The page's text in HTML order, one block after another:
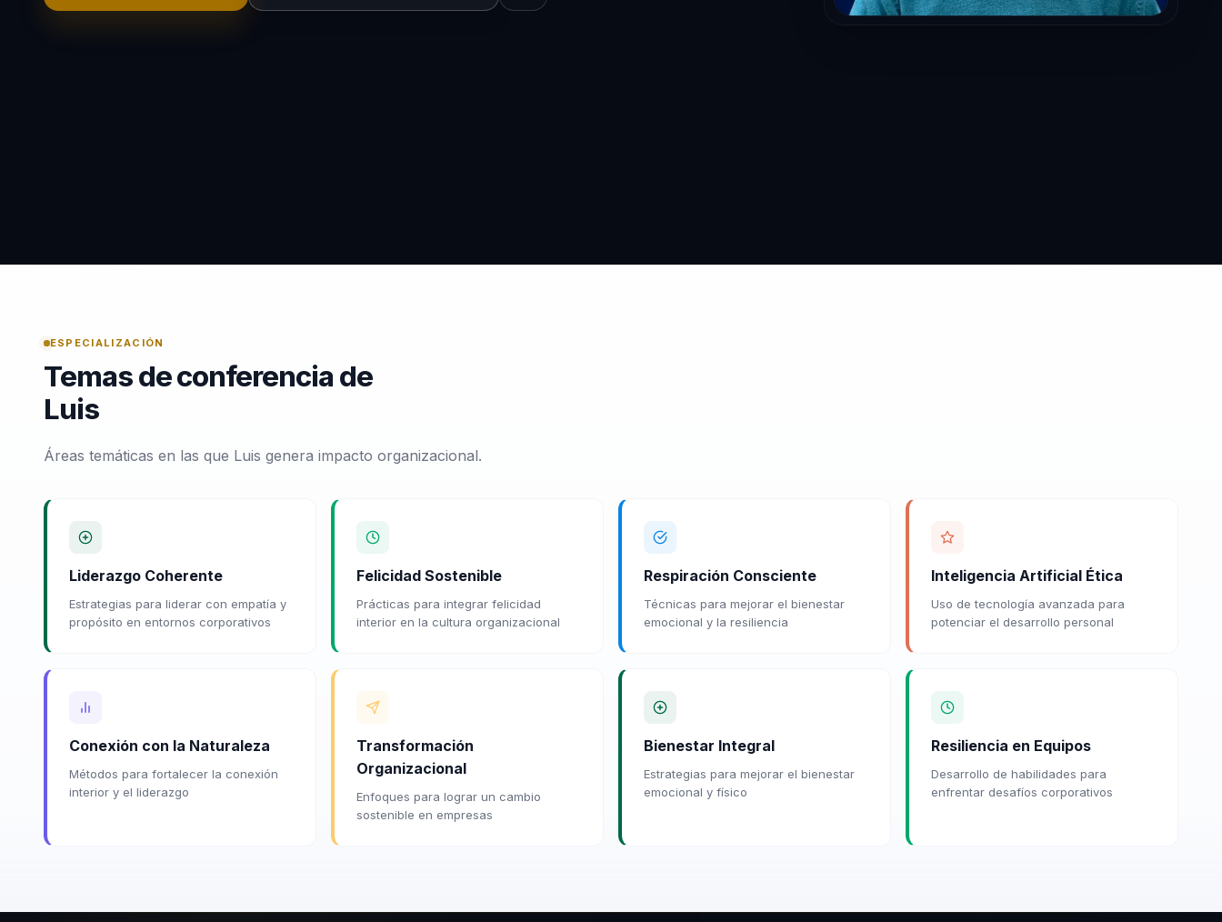
ESPECIALIZACIÓN
Temas de conferencia de
Luis
Áreas temáticas en las que Luis genera impacto organizacional.
Liderazgo Coherente
Estrategias para liderar con empatía y
propósito en entornos corporativos
Felicidad Sostenible
Prácticas para integrar felicidad
interior en la cultura organizacional
Respiración Consciente
Técnicas para mejorar el bienestar
emocional y la resiliencia
Inteligencia Artificial Ética
Uso de tecnología avanzada para
potenciar el desarrollo personal
Conexión con la Naturaleza
Métodos para fortalecer la conexión
interior y el liderazgo
Transformación
Organizacional
Enfoques para lograr un cambio
sostenible en empresas
Bienestar Integral
Estrategias para mejorar el bienestar
emocional y físico
Resiliencia en Equipos
Desarrollo de habilidades para
enfrentar desafíos corporativos